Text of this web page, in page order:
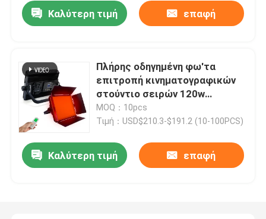
Προϊόντα
Βίντεο
Σχετικά με εμάς
Καλύτερη τιμή επαφή
Πλήρης οδηγημένη φω'τα
επιτροπή κινηματογραφικών
στούντιο σειρών 120w
χρώματος για τη φωτογραφία
14 αποτελέσματα
MOQ：10pcs
Τιμή：USD$210.3-$191.2 (10-100PCS)
Καλύτερη τιμή επαφή
200watt ισχύος της μπαταρίας βισμουθίου οδηγημένος χρώμα ταινιών ελαφρύς τηλεχειρισμός 10 φωτογραφίας φω'των φορητός αποτελέσματα